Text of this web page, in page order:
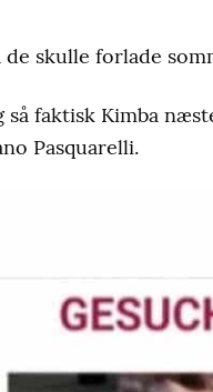
skulle forlade
faktisk Kimba
Pasquarelli.